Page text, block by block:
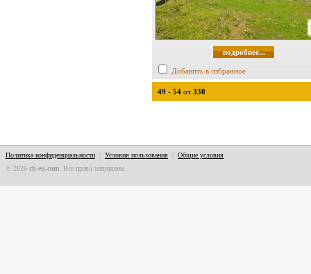
подробнее...
Добавить в избранное
49 - 54 от 330
Политика конфиденциальности Условия пользования
Общие условия
© 2026 ch-eu.com . Все права защищены.